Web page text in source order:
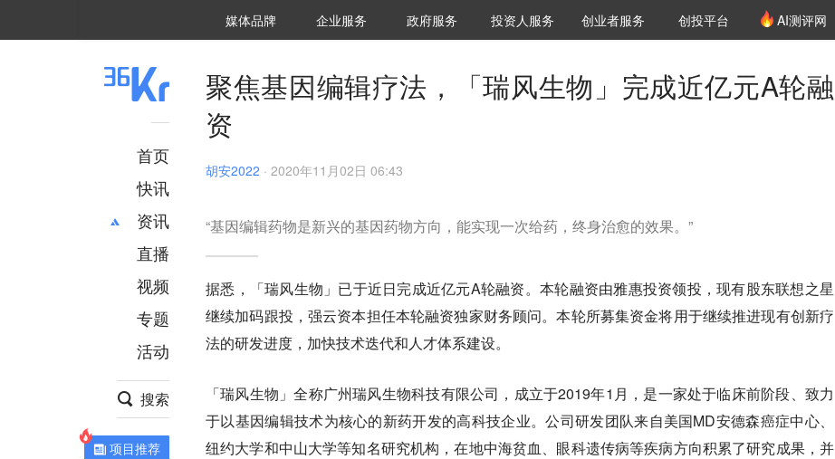
媒体品牌 36Kr研究院
企业服务 城市之窗
政府服务 VClub投资机构库
投资机构职位推介
投资人服务 创投氪堂
创业者服务 创投平台 AI测评网
首页
快讯
资讯
推荐
财经
项目推荐
安徽
直播
视频
专题
活动
搜索
项目推荐
聚焦基因编辑疗法，「瑞风生物」完成近亿元A轮融
资
胡安2022 · 2020年11月02日 06:43
“基因编辑药物是新兴的基因药物方向，能实现一次给药，终身治愈的效果。”
据悉，「瑞风生物」已于近日完成近亿元A轮融资。本轮融资由雅惠投资领投，现有股东联想之星
继续加码跟投，强云资本担任本轮融资独家财务顾问。本轮所募集资金将用于继续推进现有创新疗
法的研发进度，加快技术迭代和人才体系建设。
「瑞风生物」全称广州瑞风生物科技有限公司，成立于2019年1月，是一家处于临床前阶段、致力
于以基因编辑技术为核心的新药开发的高科技企业。公司研发团队来自美国MD安德森癌症中心、
纽约大学和中山大学等知名研究机构，在地中海贫血、眼科遗传病等疾病方向积累了研究成果，并